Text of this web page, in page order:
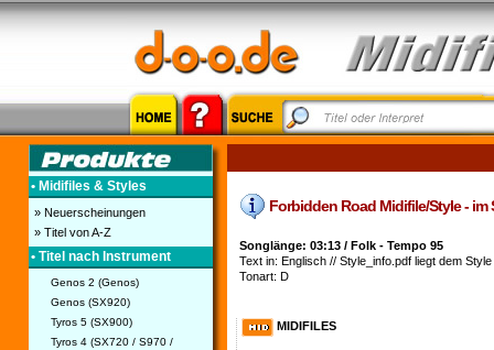
• Midifiles & Styles
» Neuerscheinungen
» Titel von A-Z
• Titel nach Instrument
Genos 2 (Genos)
Genos (SX920)
Tyros 5 (SX900)
Tyros 4 (SX720 / S970 /
Forbidden Road Midifile/Style -
Songlänge: 03:13 / Folk - Tempo 95
Text in: Englisch // Style_info.pdf liegt dem Style
Tonart: D
MIDIFILES